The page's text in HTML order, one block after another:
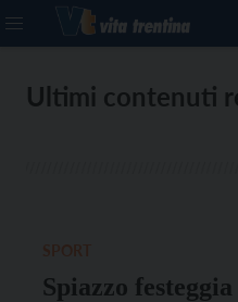
Ultimi contenuti
Spiazzo